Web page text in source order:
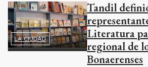
LA CIUDAD
Tandil
Literatura
regional de
Bonaerenses